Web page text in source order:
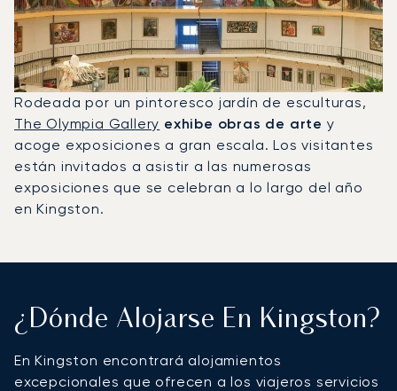
Rodeada por un pintoresco jardín de esculturas,
The Olympia Gallery exhibe obras de arte y
acoge exposiciones a gran escala. Los visitantes
están invitados a asistir a las numerosas
exposiciones que se celebran a lo largo del año
en Kingston.
¿Dónde Alojarse En Kingston?
En Kingston encontrará alojamientos
excepcionales que ofrecen a los viajeros servicios